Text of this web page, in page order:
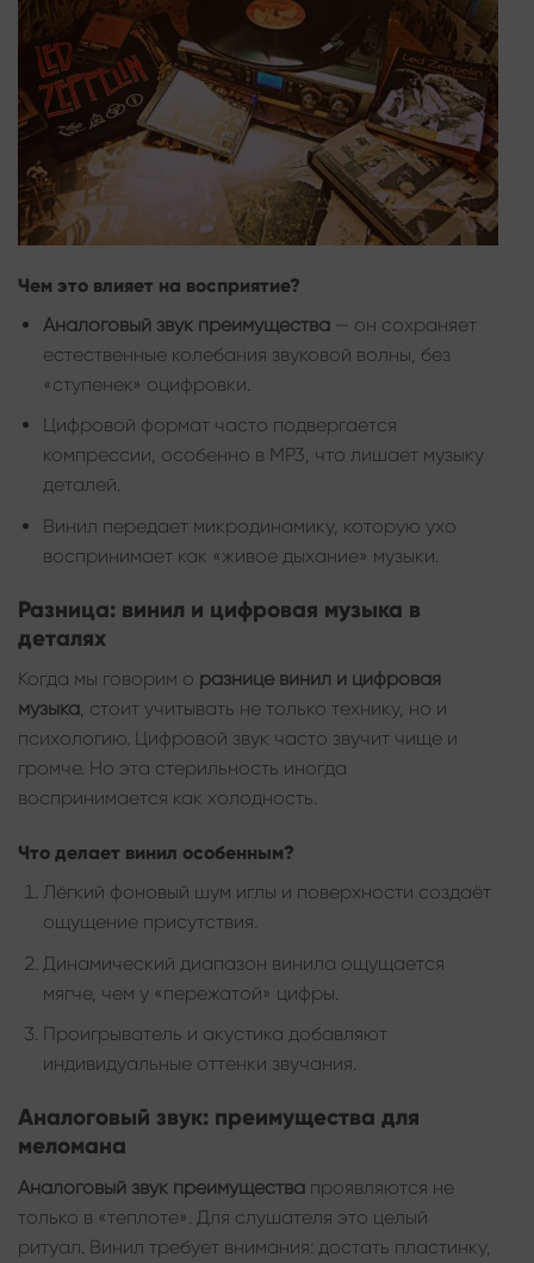
Чем это влияет на восприятие?
Аналоговый звук преимущества— он сохраняет
естественные колебания звуковой волны, без
«ступенек» оцифровки.
Цифровой формат часто подвергается
компрессии, особенно в MP3, что лишает музыку
деталей.
Винил передает микродинамику, которую ухо
воспринимает как «живое дыхание» музыки.
Разница: винил и цифровая музыка в
деталях
Когда мы говорим о разнице винил и цифровая
музыка, стоит учитывать не только технику, но и
психологию. Цифровой звук часто звучит чище и
громче. Но эта стерильность иногда
воспринимается как холодность.
Что делает винил особенным?
Лёгкий фоновый шум иглы и поверхности создаёт
ощущение присутствия.
Динамический диапазон винила ощущается
мягче, чем у «пережатой» цифры.
Проигрыватель и акустика добавляют
индивидуальные оттенки звучания.
Аналоговый звук: преимущества для
меломана
Аналоговый звук преимущества проявляются не
только в «теплоте». Для слушателя это целый
ритуал. Винил требует внимания: достать пластинку,